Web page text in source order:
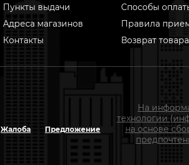
Пункты выдачи
Адреса магазинов
Контакты
Способы
Правила
Возврат товара
Жалоба Предложение
На
технологии
на основе